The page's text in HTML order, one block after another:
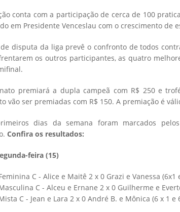
conta com a participação de cerca de 100
em Presidente Venceslau com o crescimento de
disputa da liga prevê o confronto de todos
os outros participantes, as quatro
premiará a dupla campeã com R$ 250 e
vão ser premiadas com R$ 150. A premiação é
dias da semana foram marcados
Confira os resultados:
feira (15)
C - Alice e Maitê 2 x 0 Grazi e Vanessa (6x1
C - Alceu e Ernane 2 x 0 Guilherme e
C - Jean e Lara 2 x 0 André B. e Mônica (6 x 1 e